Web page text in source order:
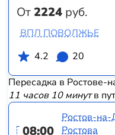
От2224 руб.
ВПЛ ПОВОЛЖЬЕ
4.2
20
Пересадка в Ростове-
11 часов 10 минутв
08:00
Ростов-на-
Ростова